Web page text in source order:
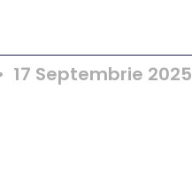
17 Septembrie 2025